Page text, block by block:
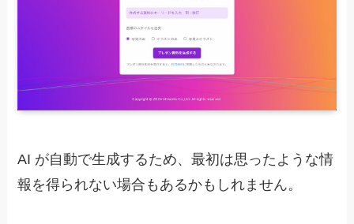
AI が自動で生成するため、最初は思ったような情
報を得られない場合もあるかもしれません。